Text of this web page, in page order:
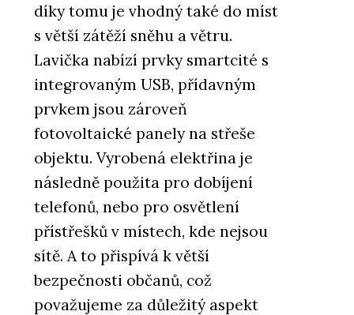
díky tomu je vhodný také do míst
s větší zátěží sněhu a větru.
Lavička nabízí prvky smartcité s
integrovaným USB, přídavným
prvkem jsou zároveň
fotovoltaické panely na střeše
objektu. Vyrobená elektřina je
následně použita pro dobíjení
telefonů, nebo pro osvětlení
přístřešků v místech, kde nejsou
sítě. A to přispívá k větší
bezpečnosti občanů, což
považujeme za důležitý aspekt